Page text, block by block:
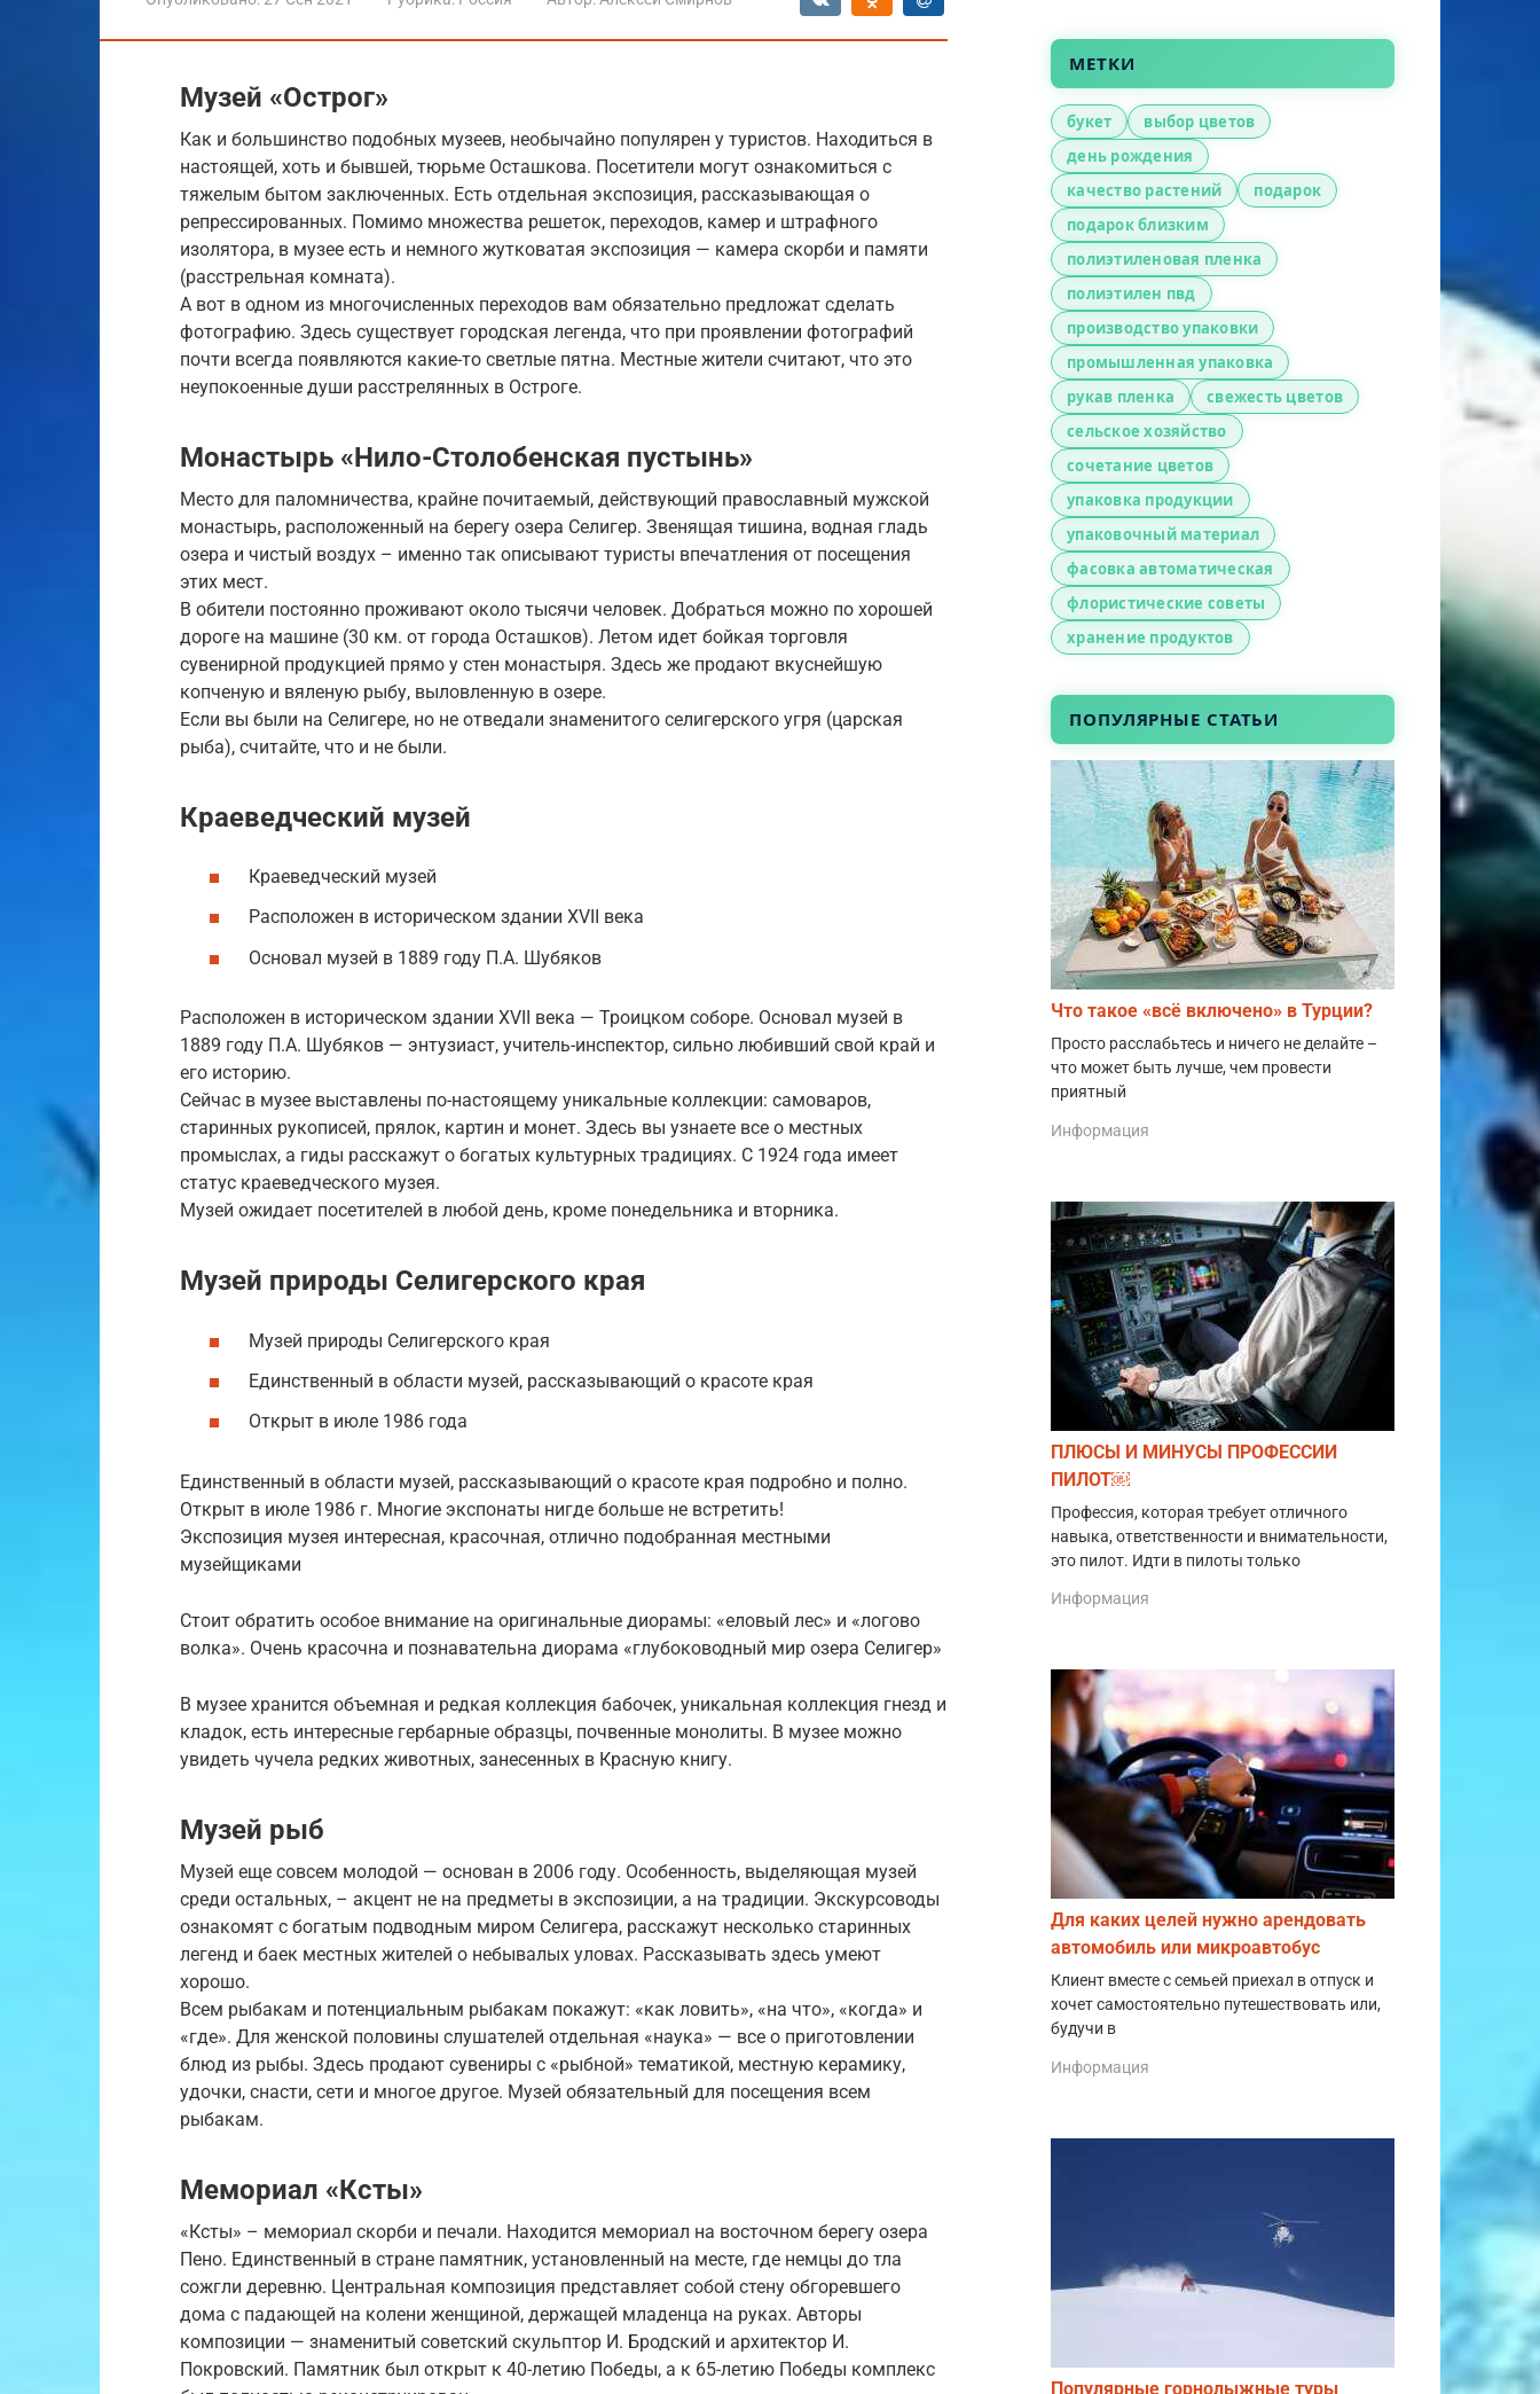
Музей «Острог»
Как и большинство подобных музеев, необычайно популярен у туристов. Находиться в
настоящей, хоть и бывшей, тюрьме Осташкова. Посетители могут ознакомиться с
тяжелым бытом заключенных. Есть отдельная экспозиция, рассказывающая о
репрессированных. Помимо множества решеток, переходов, камер и штрафного
изолятора, в музее есть и немного жутковатая экспозиция — камера скорби и памяти
(расстрельная комната).
А вот в одном из многочисленных переходов вам обязательно предложат сделать
фотографию. Здесь существует городская легенда, что при проявлении фотографий
почти всегда появляются какие-то светлые пятна. Местные жители считают, что это
неупокоенные души расстрелянных в Остроге.
Монастырь «Нило-Столобенская пустынь»
Место для паломничества, крайне почитаемый, действующий православный мужской
монастырь, расположенный на берегу озера Селигер. Звенящая тишина, водная гладь
озера и чистый воздух – именно так описывают туристы впечатления от посещения
этих мест.
В обители постоянно проживают около тысячи человек. Добраться можно по хорошей
дороге на машине (30 км. от города Осташков). Летом идет бойкая торговля
сувенирной продукцией прямо у стен монастыря. Здесь же продают вкуснейшую
копченую и вяленую рыбу, выловленную в озере.
Если вы были на Селигере, но не отведали знаменитого селигерского угря (царская
рыба), считайте, что и не были.
Краеведческий музей
Краеведческий музей
Расположен в историческом здании XVII века
Основал музей в 1889 году П.А. Шубяков
Расположен в историческом здании XVII века — Троицком соборе. Основал музей в
1889 году П.А. Шубяков — энтузиаст, учитель-инспектор, сильно любивший свой край и
его историю.
Сейчас в музее выставлены по-настоящему уникальные коллекции: самоваров,
старинных рукописей, прялок, картин и монет. Здесь вы узнаете все о местных
промыслах, а гиды расскажут о богатых культурных традициях. С 1924 года имеет
статус краеведческого музея.
Музей ожидает посетителей в любой день, кроме понедельника и вторника.
Музей природы Селигерского края
Музей природы Селигерского края
Единственный в области музей, рассказывающий о красоте края
Открыт в июле 1986 года
Единственный в области музей, рассказывающий о красоте края подробно и полно.
Открыт в июле 1986 г. Многие экспонаты нигде больше не встретить!
Экспозиция музея интересная, красочная, отлично подобранная местными
музейщиками
Стоит обратить особое внимание на оригинальные диорамы: «еловый лес» и «логово
волка». Очень красочна и познавательна диорама «глубоководный мир озера Селигер»
В музее хранится объемная и редкая коллекция бабочек, уникальная коллекция гнезд и
кладок, есть интересные гербарные образцы, почвенные монолиты. В музее можно
увидеть чучела редких животных, занесенных в Красную книгу.
Музей рыб
Музей еще совсем молодой — основан в 2006 году. Особенность, выделяющая музей
среди остальных, – акцент не на предметы в экспозиции, а на традиции. Экскурсоводы
ознакомят с богатым подводным миром Селигера, расскажут несколько старинных
легенд и баек местных жителей о небывалых уловах. Рассказывать здесь умеют
хорошо.
Всем рыбакам и потенциальным рыбакам покажут: «как ловить», «на что», «когда» и
«где». Для женской половины слушателей отдельная «наука» — все о приготовлении
блюд из рыбы. Здесь продают сувениры с «рыбной» тематикой, местную керамику,
удочки, снасти, сети и многое другое. Музей обязательный для посещения всем
рыбакам.
Мемориал «Ксты»
«Ксты» – мемориал скорби и печали. Находится мемориал на восточном берегу озера
Пено. Единственный в стране памятник, установленный на месте, где немцы до тла
сожгли деревню. Центральная композиция представляет собой стену обгоревшего
дома с падающей на колени женщиной, держащей младенца на руках. Авторы
композиции — знаменитый советский скульптор И. Бродский и архитектор И.
Покровский. Памятник был открыт к 40-летию Победы, а к 65-летию Победы комплекс
МЕТКИ
букет
выбор цветов
день рождения
качество растений
подарок
подарок близким
полиэтиленовая пленка
полиэтилен пвд
производство упаковки
промышленная упаковка
рукав пленка
свежесть цветов
сельское хозяйство
сочетание цветов
упаковка продукции
упаковочный материал
фасовка автоматическая
флористические советы
хранение продуктов
ПОПУЛЯРНЫЕ СТАТЬИ
Что такое «всё включено» в Турции?
Просто расслабьтесь и ничего не делайте –
что может быть лучше, чем провести
приятный
Информация
ПЛЮСЫ И МИНУСЫ ПРОФЕССИИ
ПИЛОТ￼
Профессия, которая требует отличного
навыка, ответственности и внимательности,
это пилот. Идти в пилоты только
Информация
Для каких целей нужно арендовать
автомобиль или микроавтобус
Клиент вместе с семьей приехал в отпуск и
хочет самостоятельно путешествовать или,
будучи в
Информация
Популярные горнолыжные туры